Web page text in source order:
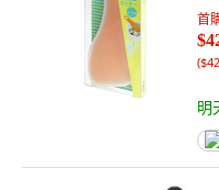
首
(
明